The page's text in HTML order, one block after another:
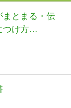
とまる・伝
つけ方
6)